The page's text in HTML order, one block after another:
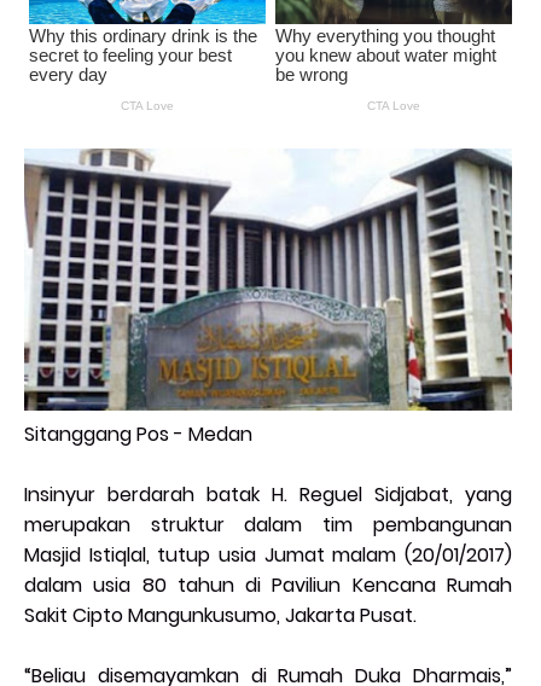
Sitanggang Pos - Medan
Insinyur berdarah batak H. Reguel Sidjabat, yang
merupakan struktur dalam tim pembangunan
Masjid Istiqlal, tutup usia Jumat malam (20/01/2017)
dalam usia 80 tahun di Paviliun Kencana Rumah
Sakit Cipto Mangunkusumo, Jakarta Pusat.
“Beliau disemayamkan di Rumah Duka Dharmais,”